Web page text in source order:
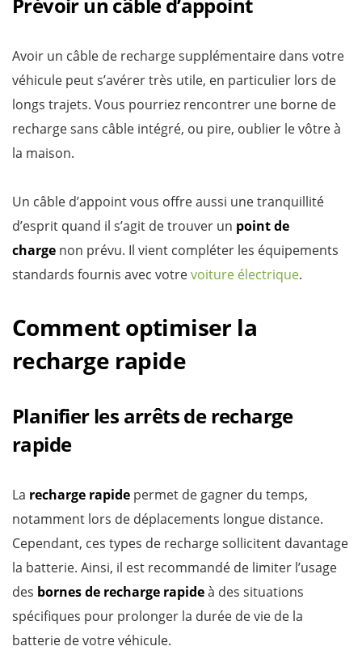
Avoir un câble de recharge supplémentaire dans votre
véhicule peut s’avérer très utile, en particulier lors de
longs trajets. Vous pourriez rencontrer une borne de
recharge sans câble intégré, ou pire, oublier le vôtre à
la maison.
Un câble d’appoint vous offre aussi une tranquillité
d’esprit quand il s’agit de trouver un point de
charge non prévu. Il vient compléter les équipements
standards fournis avec votrevoiture électrique.
Comment optimiser la
recharge rapide
Planifier les arrêts de recharge
rapide
La recharge rapide permet de gagner du temps,
notamment lors de déplacements longue distance.
Cependant, ces types de recharge sollicitent davantage
la batterie. Ainsi, il est recommandé de limiter l’usage
des bornes de recharge rapideà des situations
spécifiques pour prolonger la durée de vie de la
batterie de votre véhicule.